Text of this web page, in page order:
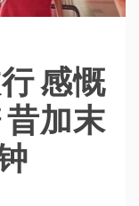
感慨
昔加末